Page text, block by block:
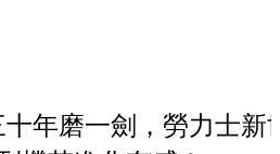
十年磨一劍，勞力士新